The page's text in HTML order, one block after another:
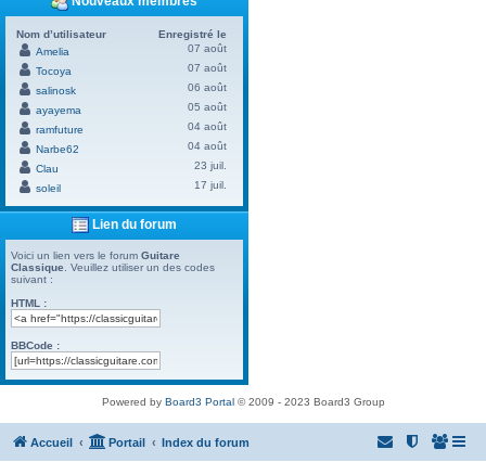
Nom d’utilisateur
Enregistré le
Amelia
07 août
Tocoya
07 août
salinosk
06 août
ayayema
05 août
ramfuture
04 août
Narbe62
04 août
Clau
23 juil.
soleil
17 juil.
Lien du forum
Voici un lien vers le forum Guitare
Classique . Veuillez utiliser un des codes
suivant :
HTML :
BBCode :
Powered by Board3 Portal© 2009 - 2023 Board3 Group
Accueil Portail Index du forum